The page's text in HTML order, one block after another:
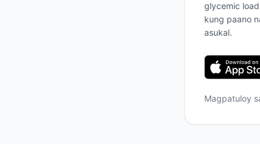
glycemic
kung paano
asukal.
Magpatuloy